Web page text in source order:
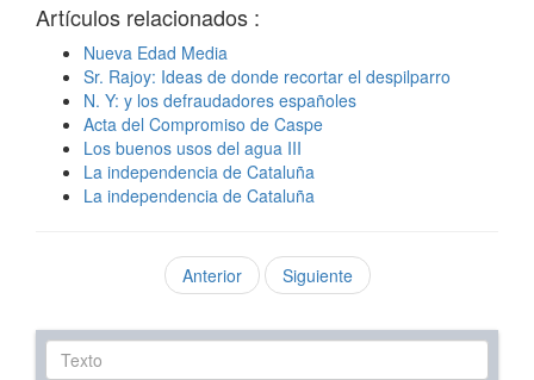
Artículos relacionados :
Nueva Edad Media
Sr. Rajoy: Ideas de donde recortar el despilparro
N. Y: y los defraudadores españoles
Acta del Compromiso de Caspe
Los buenos usos del agua III
La independencia de Cataluña
La independencia de Cataluña
Anterior Siguiente
Texto